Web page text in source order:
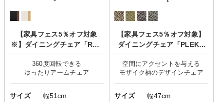
【家具フェス5％オフ対象
※】ダイニングチェア「ROZ
ETTA(ロゼッタ)」/肘付き/回
転チェア
360度回転できる
サイズ
幅51cm
【家具フェス5％オフ対象】
ダイニングチェア「PLEKO
(プレコ)」
空間にアクセントを与える
サイズ
幅47cm